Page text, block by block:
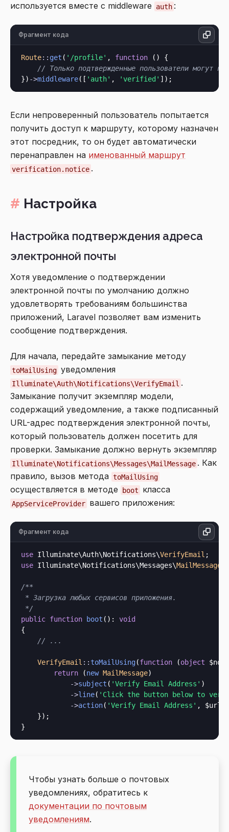
используется вместе с middleware
auth :
Фрагмент кода
Route:: get ( '/profile' , function () {
// Только подтвержденные пользователи могут
}) ->middleware([ 'auth' , 'verified'
Если непроверенный пользователь попытается
получить доступ к маршруту, которому назначен
этот посредник, то он будет автоматически
перенаправлен на именованный маршрут
verification.notice .
Настройка
Настройка подтверждения адреса
электронной почты
Хотя уведомление о подтверждении
электронной почты по умолчанию должно
удовлетворять требованиям большинства
приложений, Laravel позволяет вам изменить
сообщение подтверждения.
Для начала, передайте замыкание методу
toMailUsing уведомления
Illuminate\Auth\Notifications\VerifyEmail .
Замыкание получит экземпляр модели,
содержащий уведомление, а также подписанный
URL-адрес подтверждения электронной почты,
который пользователь должен посетить для
проверки. Замыкание должно вернуть экземпляр
Illuminate\Notifications\Messages\MailMessage . Как
правило, вызов метода toMailUsing
осуществляется в методе boot класса
AppServiceProvider вашего приложения:
Фрагмент кода
use Illuminate\Auth\Notifications\VerifyEmail
use Illuminate\Notifications\Messages\MailMessage
/**
* Загрузка любых сервисов приложения.
*/
public function boot (): void
{
// ...
VerifyEmail ::toMailUsing(function (object
return (new MailMessage)
->subject ( 'Verify Email Address' )
->line( 'Click the button below to
->action( 'Verify Email Address' , $url);
    });
Чтобы узнать больше о почтовых
уведомлениях, обратитесь к
документации по почтовым
уведомлениям.